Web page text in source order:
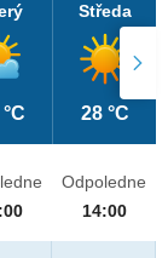
Středa
28 °C
Odpoledne
14:00